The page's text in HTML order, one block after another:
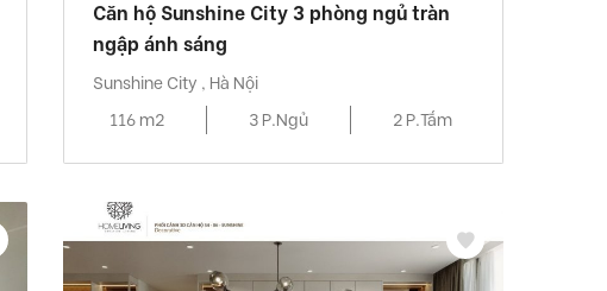
Căn hộ Sunshine City 3 phòng ngủ tràn
ngập ánh sáng
Sunshine City , Hà Nội
116 m2
3 P.Ngủ 2 P.Tắm